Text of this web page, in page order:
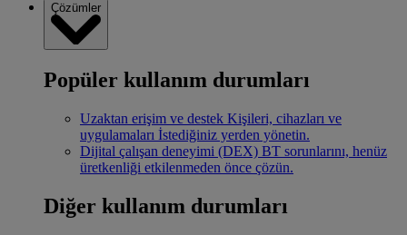
Çözümler
Popüler kullanım durumları
Uzaktan erişim ve destek Kişileri, cihazları ve
uygulamaları İstediğiniz yerden yönetin.
Dijital çalışan deneyimi (DEX) BT sorunlarını, henüz
üretkenliği etkilenmeden önce çözün.
Diğer kullanım durumları